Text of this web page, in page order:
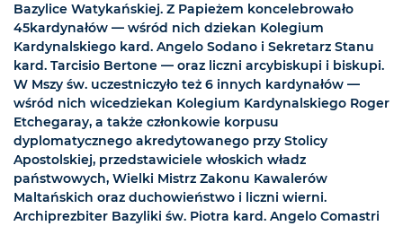
Bazylice Watykańskiej. Z Papieżem koncelebrowało
45kardynałów — wśród nich dziekan Kolegium
Kardynalskiego kard. Angelo Sodano i Sekretarz Stanu
kard. Tarcisio Bertone — oraz liczni arcybiskupi i biskupi.
W Mszy św. uczestniczyło też 6 innych kardynałów —
wśród nich wicedziekan Kolegium Kardynalskiego Roger
Etchegaray, a także członkowie korpusu
dyplomatycznego akredytowanego przy Stolicy
Apostolskiej, przedstawiciele włoskich władz
państwowych, Wielki Mistrz Zakonu Kawalerów
Maltańskich oraz duchowieństwo i liczni wierni.
Archiprezbiter Bazyliki św. Piotra kard. Angelo Comastri